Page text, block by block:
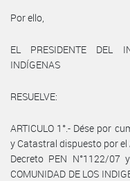
Por ello,
EL PRESIDENTE DEL
INDÍGENAS
RESUELVE:
ARTICULO 1°.- Dése por
y Catastral dispuesto por el
Decreto PEN N°1122/
COMUNIDAD DE LOS